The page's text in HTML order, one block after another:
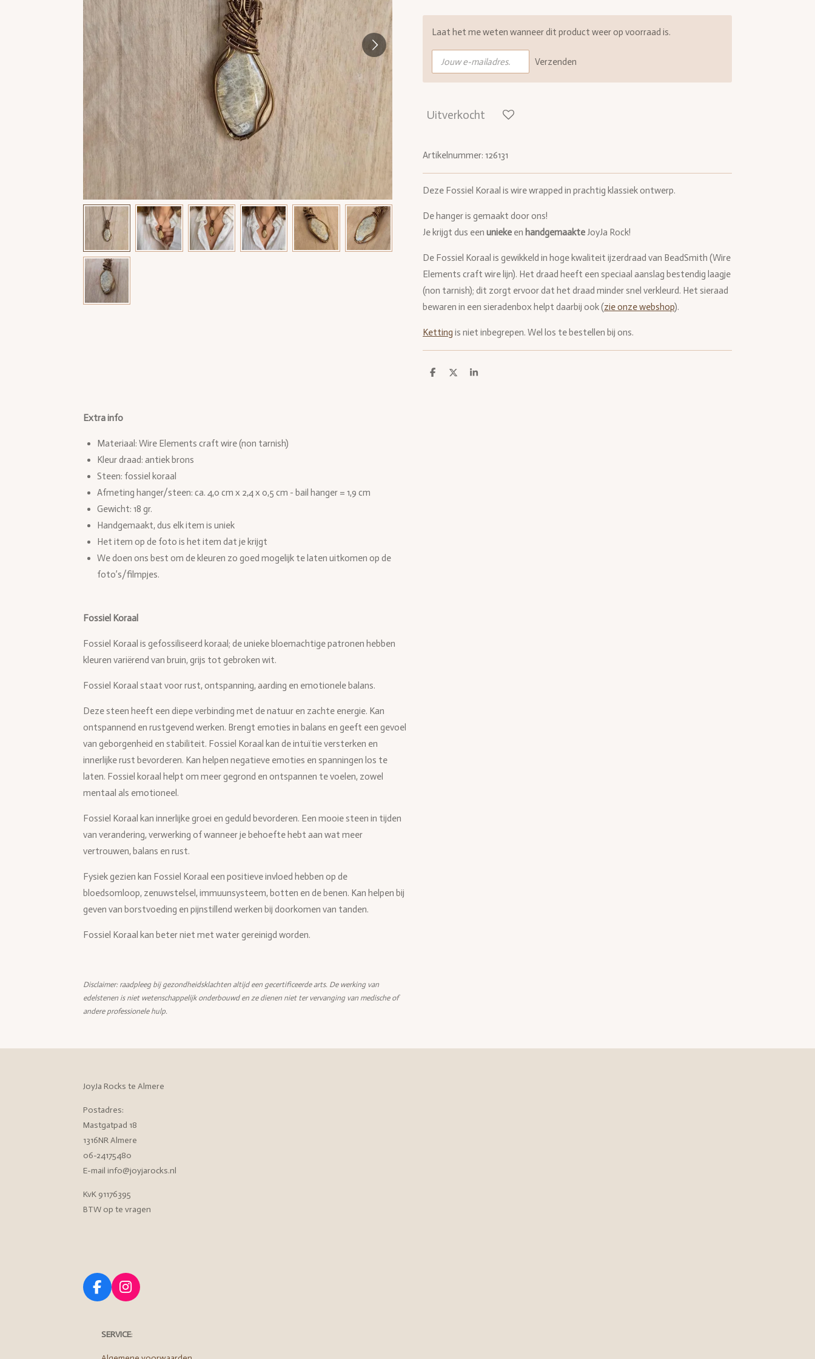
Laat het me weten wanneer dit product weer op voorraad is.
Verzenden
Uitverkocht
Artikelnummer: 126131
Deze Fossiel Koraal is wire wrapped in prachtig klassiek ontwerp.
De hanger is gemaakt door ons!
Je krijgt dus een unieke en handgemaakte JoyJa Rock!
De Fossiel Koraal is gewikkeld in hoge kwaliteit ijzerdraad van BeadSmith (Wire
Elements craft wire lijn). Het draad heeft een speciaal aanslag bestendig laagje
(non tarnish); dit zorgt ervoor dat het draad minder snel verkleurd. Het sieraad
bewaren in een sieradenbox helpt daarbij ook (zie onze webshop).
Ketting is niet inbegrepen. Wel los te bestellen bij ons.
D
D
S
Extra info
Materiaal: Wire Elements craft wire (non tarnish)
Kleur draad: antiek brons
Steen: fossiel koraal
Afmeting hanger/steen: ca. 4,0 cm x 2,4 x 0,5 cm - bail hanger = 1,9 cm
Gewicht: 18 gr.
Handgemaakt, dus elk item is uniek
Het item op de foto is het item dat je krijgt
We doen ons best om de kleuren zo goed mogelijk te laten uitkomen op de
foto’s/filmpjes.
Fossiel Koraal
Fossiel Koraal is gefossiliseerd koraal; de unieke bloemachtige patronen hebben
kleuren variërend van bruin, grijs tot gebroken wit.
Fossiel Koraal staat voor rust, ontspanning, aarding en emotionele balans.
Deze steen heeft een diepe verbinding met de natuur en zachte energie. Kan
ontspannend en rustgevend werken. Brengt emoties in balans en geeft een gevoel
van geborgenheid en stabiliteit. Fossiel Koraal kan de intuïtie versterken en
innerlijke rust bevorderen. Kan helpen negatieve emoties en spanningen los te
laten. Fossiel koraal helpt om meer gegrond en ontspannen te voelen, zowel
mentaal als emotioneel.
Fossiel Koraal kan innerlijke groei en geduld bevorderen. Een mooie steen in tijden
van verandering, verwerking of wanneer je behoefte hebt aan wat meer
vertrouwen, balans en rust.
Fysiek gezien kan Fossiel Koraal een positieve invloed hebben op de
bloedsomloop, zenuwstelsel, immuunsysteem, botten en de benen. Kan helpen bij
geven van borstvoeding en pijnstillend werken bij doorkomen van tanden.
Fossiel Koraal kan beter niet met water gereinigd worden.
Disclaimer: raadpleeg bij gezondheidsklachten altijd een gecertificeerde arts. De werking van
edelstenen is niet wetenschappelijk onderbouwd en ze dienen niet ter vervanging van medische of
andere professionele hulp.
JoyJa Rocks te Almere
Postadres:
Mastgatpad 18
1316NR Almere
06-24175480
E-mail info@joyjarocks.nl
KvK 91176395
BTW op te vragen
F
a
e
I
n
t
SERVICE: